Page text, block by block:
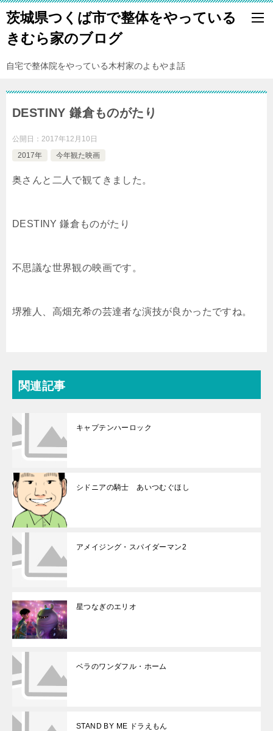
茨城県つくば市で整体をやっている
きむら家のブログ
自宅で整体院をやっている木村家のよもやま話
DESTINY 鎌倉ものがたり
公開日： 2017年12月10日
2017年
今年観た映画
奥さんと二人で観てきました。
DESTINY 鎌倉ものがたり
不思議な世界観の映画です。
堺雅人、高畑充希の芸達者な演技が良かったですね。
関連記事
キャプテンハーロック
シドニアの騎士 あいつむぐほし
アメイジング・スパイダーマン2
星つなぎのエリオ
ベラのワンダフル・ホーム
STAND BY ME ドラえもん